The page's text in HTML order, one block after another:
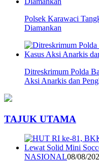
Polsek Karawaci
Diamankan
Ditreskrimum Polda
Aksi Anarkis dan
TAJUK UTAMA
NASIONAL08/08/